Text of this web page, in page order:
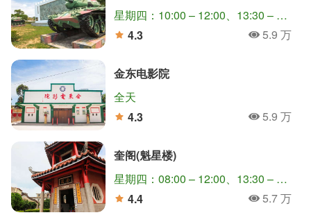
星期四：10:00 – 12:00、13:30 – 16:00
4.3
人氣5.9 万
金东电影院
全天
4.3
人氣5.9 万
奎阁(魁星楼)
星期四：08:00 – 12:00、13:30 – 17:30
4.4
人氣5.7 万